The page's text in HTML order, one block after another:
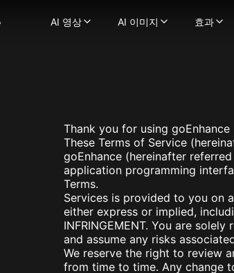
AI 영상
텍스트
AI 말하는 아바타-캐릭터가 말
비디오 얼굴 교체-AI 비디오 얼
AI ASMR 비디오 -원클릭으로 몰
립싱크 비디오 -어떤 비디오든
캐릭터 애니메이션-한 장의 이
비디오 업스케일러-AI로 영상 품
지원되는 영상 모델
GoEnhance
Kling AI
Runway
AI 이미지
Flux.1
Ideogram
Recraft
Stable Diffusion
Nano
Nano Banana Pro
Hunyuan Image 2.1
Midjourney Image
Seedream 4.0
효과
AI
AI
AI
오래
AI
더 보기
사진 효과
지
픽
AI
AI
Thank you for using goEnhance
These Terms of Service
goEnhance (hereinafter
application programming
Terms.
Services is provided to you on
either express or implied,
INFRINGEMENT. You are
and assume any risks
We reserve the right to review
from time to time. Any change